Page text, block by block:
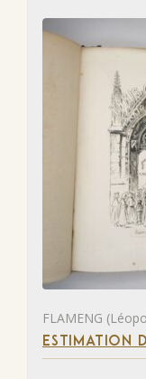
FLAMENG
ESTIMATION